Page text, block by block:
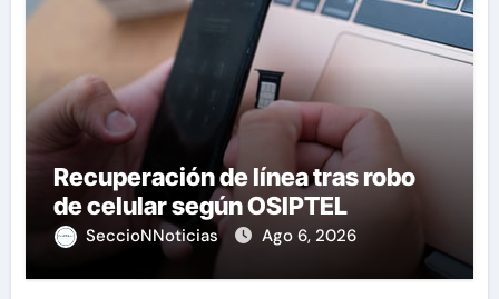
Recuperación de línea tras robo
de celular según OSIPTEL
SeccioNNoticias Ago 6, 2026